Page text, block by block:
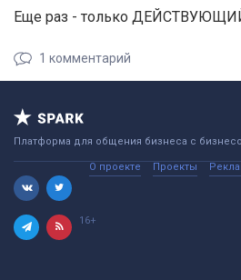
Еще раз - только
1 комментарий
Платформа для общения бизнеса с
О проекте Проекты
16+